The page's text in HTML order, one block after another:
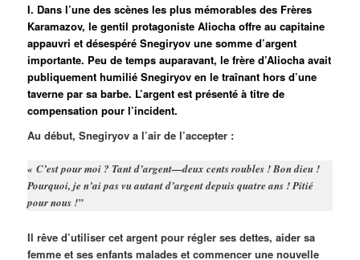
I. Dans l’une des scènes les plus mémorables des Frères
Karamazov, le gentil protagoniste Aliocha offre au capitaine
appauvri et désespéré Snegiryov une somme d’argent
importante. Peu de temps auparavant, le frère d’Aliocha avait
publiquement humilié Snegiryov en le traînant hors d’une
taverne par sa barbe. L’argent est présenté à titre de
compensation pour l’incident.
Au début, Snegiryov a l’air de l’accepter :
« C’est pour moi ? Tant d’argent—deux cents roubles ! Bon dieu !
Pourquoi, je n’ai pas vu autant d’argent depuis quatre ans ! Pitié
pour nous !”
Il rêve d’utiliser cet argent pour régler ses dettes, aider sa
femme et ses enfants malades et commencer une nouvelle